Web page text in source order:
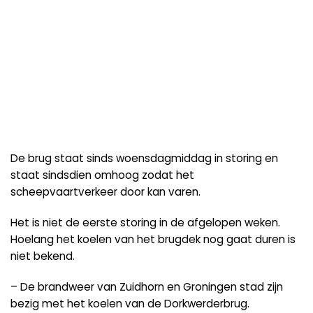
De brug staat sinds woensdagmiddag in storing en
staat sindsdien omhoog zodat het
scheepvaartverkeer door kan varen.
Het is niet de eerste storing in de afgelopen weken.
Hoelang het koelen van het brugdek nog gaat duren is
niet bekend.
– De brandweer van Zuidhorn en Groningen stad zijn
bezig met het koelen van de Dorkwerderbrug.